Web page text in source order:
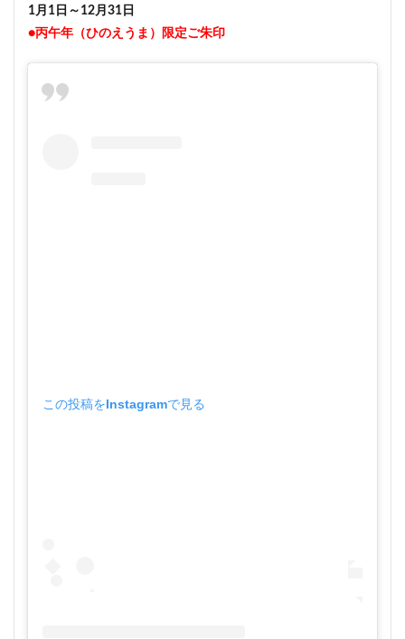
1月1日～12月31日
●丙午年（ひのえうま）限定ご朱印
この投稿をInstagramで見る